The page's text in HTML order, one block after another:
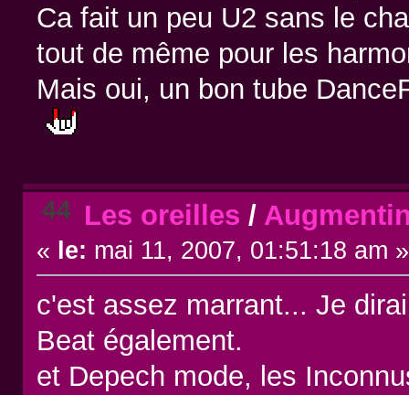
Ca fait un peu U2 sans le
tout de même pour les
Mais oui, un bon tube
44 Les oreilles /
« le: mai 11, 2007, 01:51:18 am »
c'est assez marrant... Je
Beat également.
et Depech mode, les